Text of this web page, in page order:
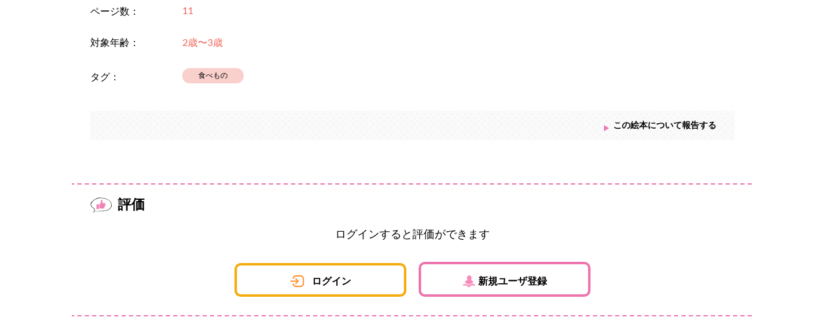
ページ数： 11
対象年齢： 2歳〜3歳
タグ： 食べもの
この絵本について報告する
評価
ログインすると評価ができます
ログイン 新規ユーザ登録